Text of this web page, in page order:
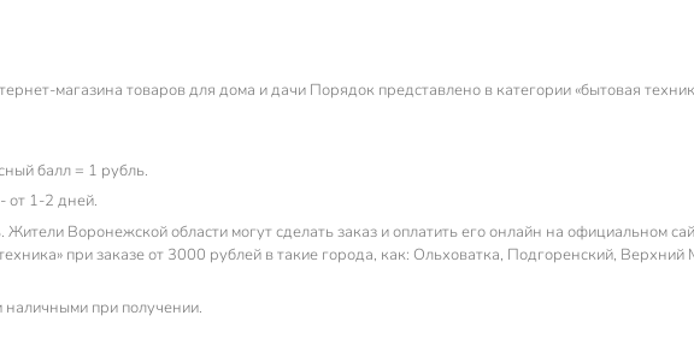
магазина товаров для дома и дачи Порядок представлено в категории «бытовая
балл = 1 рубль.
от 1-2 дней.
Воронежской области могут сделать заказ и оплатить его онлайн на официальном
при заказе от 3000 рублей в такие города, как: Ольховатка, Подгоренский,
при получении.